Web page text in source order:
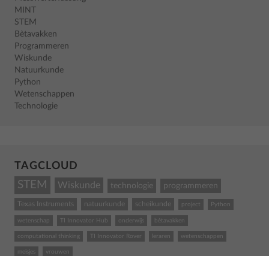
MINT
STEM
Bètavakken
Programmeren
Wiskunde
Natuurkunde
Python
Wetenschappen
Technologie
TAGCLOUD
STEM Wiskunde technologie programmeren
Texas Instruments natuurkunde scheikunde project Python
wetenschap TI Innovator Hub onderwijs bètavakken
computational thinking TI Innovator Rover leraren wetenschappen
meisjes vrouwen